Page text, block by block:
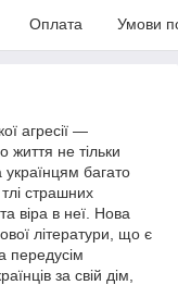
Оплата Умови
агресії —
не тільки
українцям багато
страшних
віра в неї. Нова
літератури, що є
передусім
за свій дім,